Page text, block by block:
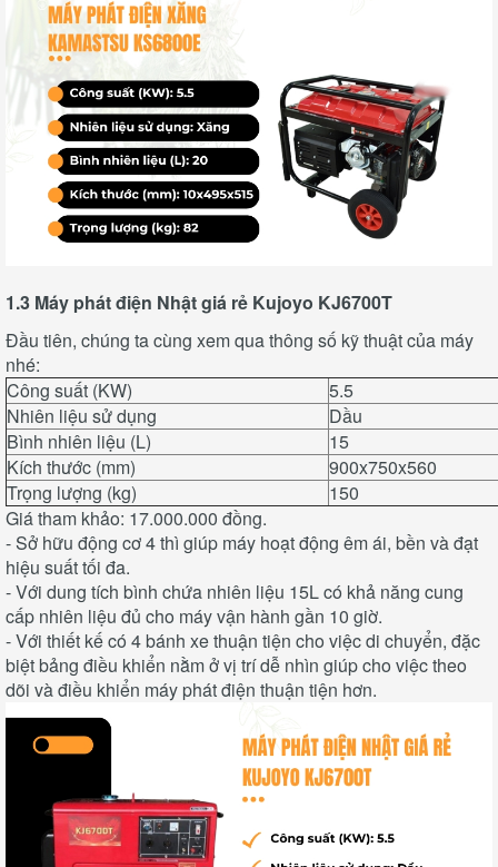
1.3 Máy phát điện Nhật giá rẻ Kujoyo KJ6700T
Đầu tiên, chúng ta cùng xem qua thông số kỹ thuật của máy
nhé:
Công suất (KW)
5.5
Nhiên liệu sử dụng
Dầu
Bình nhiên liệu (L)
15
Kích thước (mm)
900x750x560
Trọng lượng (kg)
150
Giá tham khảo: 17.000.000 đồng.
- Sở hữu động cơ 4 thì giúp máy hoạt động êm ái, bền và đạt
hiệu suất tối đa.
- Với dung tích bình chứa nhiên liệu 15L có khả năng cung
cấp nhiên liệu đủ cho máy vận hành gần 10 giờ.
- Với thiết kế có 4 bánh xe thuận tiện cho việc di chuyển, đặc
biệt bảng điều khiển nằm ở vị trí dễ nhìn giúp cho việc theo
dõi và điều khiển máy phát điện thuận tiện hơn.